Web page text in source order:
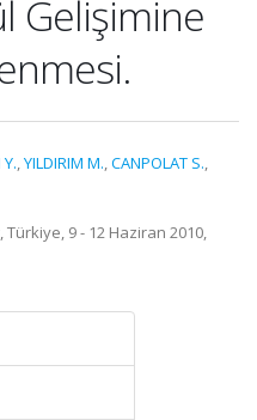
Gelişimine
,YILDIRIM M.,CANPOLAT S.,
9 - 12 Haziran 2010,